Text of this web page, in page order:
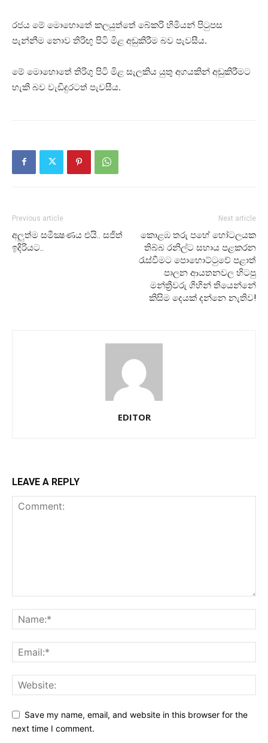
රජය මේ මොහොතේ කලයුත්තේ බේකරි හිමියන් පිටුපස
පැන්නීම නොව තිරිඟු පිටි මිළ අඩුකිරීම බව පැවසීය.
මේ මොහොතේ තිරිගු පිටි මිළ සැලකිය යුතු අගයකින් අඩුකිරීමට
හැකි බව වැඩිදුරටත් පැවසීය.
Previous article
අලුත්ම සමීක්‍ෂණය එයි.. සජිත්
ඉදිරියට..
Next article
කොළඹ තරු පහේ හෝටලයක
තිබ්බ රනිල්ට සහාය පළකරන
රැස්වීමට පොහොට්ටුවේ පළාත්
පාලන ආයතනවල හිටපු
මන්ත්‍රීවරු ගිහින් තියෙන්නේ
කිසිම දෙයක් දන්නෙ නැතිව!
EDITOR
LEAVE A REPLY
Save my name, email, and website in this browser for the
next time I comment.